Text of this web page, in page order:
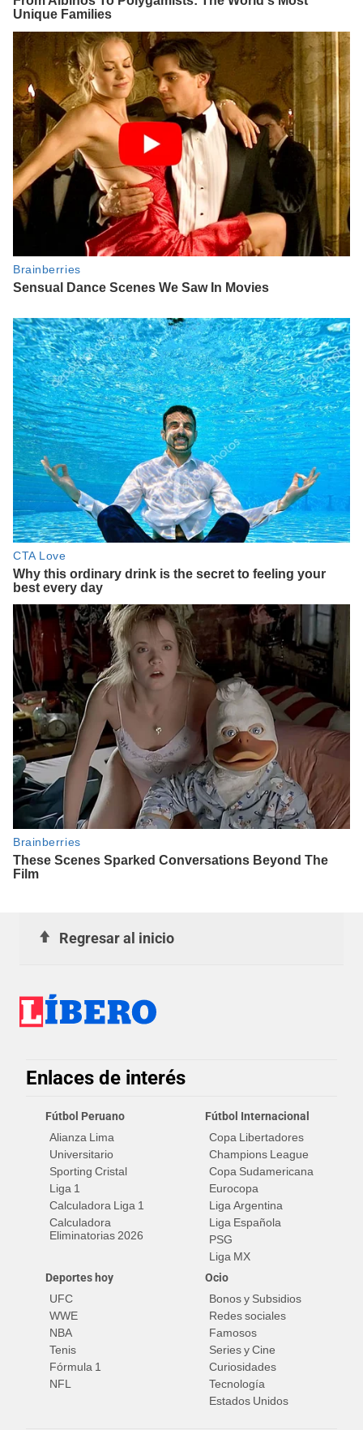
Regresar al inicio
Enlaces de interés
Fútbol Peruano
Alianza Lima
Universitario
Sporting Cristal
Liga 1
Calculadora Liga 1
Calculadora
Eliminatorias 2026
Fútbol Internacional
Copa Libertadores
Champions League
Copa Sudamericana
Eurocopa
Liga Argentina
Liga Española
PSG
Liga MX
Deportes hoy
UFC
WWE
NBA
Tenis
Fórmula 1
NFL
Ocio
Bonos y Subsidios
Redes sociales
Famosos
Series y Cine
Curiosidades
Tecnología
Estados Unidos